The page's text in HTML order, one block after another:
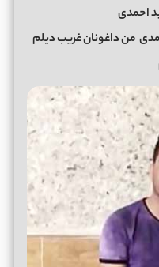
احمدی
من داغونان غریب دیلم